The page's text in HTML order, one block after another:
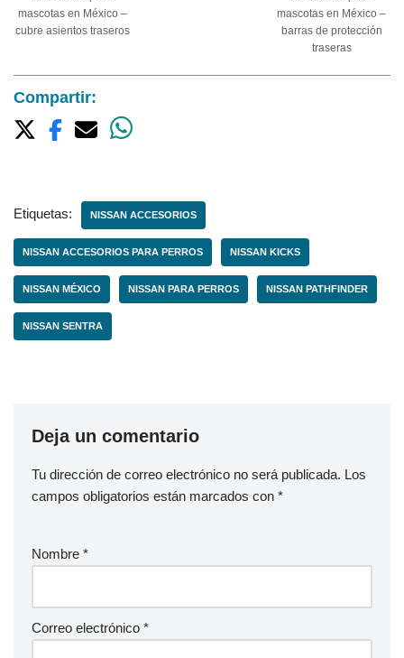
mascotas en México –
cubre asientos traseros
mascotas en México –
barras de protección
traseras
Compartir:
Etiquetas: NISSAN ACCESORIOS
NISSAN ACCESORIOS PARA PERROS NISSAN KICKS
NISSAN MÉXICO NISSAN PARA PERROS NISSAN PATHFINDER
NISSAN SENTRA
Deja un comentario
Tu dirección de correo electrónico no será publicada. Los
campos obligatorios están marcados con *
Nombre *
Correo electrónico *